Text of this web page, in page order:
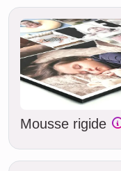
Mousse rigide